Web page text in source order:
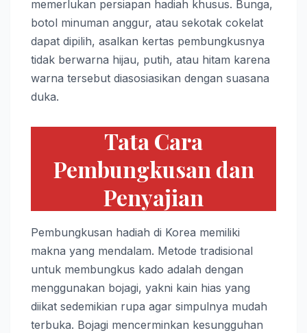
memerlukan persiapan hadiah khusus. Bunga,
botol minuman anggur, atau sekotak cokelat
dapat dipilih, asalkan kertas pembungkusnya
tidak berwarna hijau, putih, atau hitam karena
warna tersebut diasosiasikan dengan suasana
duka.
Tata Cara
Pembungkusan dan
Penyajian
Pembungkusan hadiah di Korea memiliki
makna yang mendalam. Metode tradisional
untuk membungkus kado adalah dengan
menggunakan bojagi, yakni kain hias yang
diikat sedemikian rupa agar simpulnya mudah
terbuka. Bojagi mencerminkan kesungguhan